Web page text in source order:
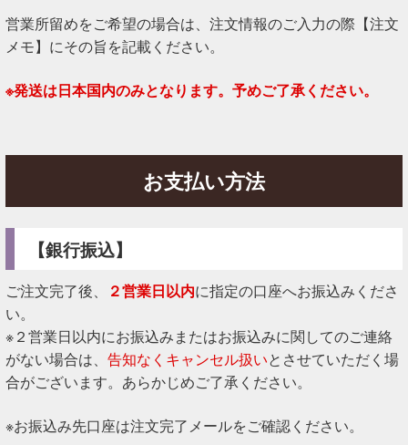
営業所留めをご希望の場合は、注文情報のご入力の際【注文
メモ】にその旨を記載ください。
※発送は日本国内のみとなります。予めご了承ください。
お支払い方法
【銀行振込】
ご注文完了後、 ２営業日以内に指定の口座へお振込みくださ
い。
※２営業日以内にお振込みまたはお振込みに関してのご連絡
がない場合は、 告知なくキャンセル扱いとさせていただく場
合がございます。あらかじめご了承ください。
※お振込み先口座は注文完了メールをご確認ください。